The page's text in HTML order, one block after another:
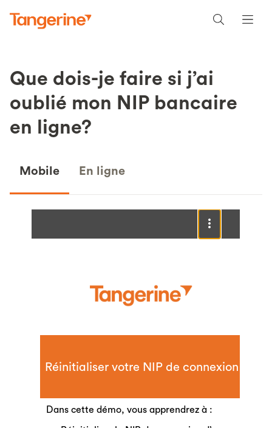
Que dois-je faire si j’ai
oublié mon NIP bancaire
en ligne?
Mobile En ligne